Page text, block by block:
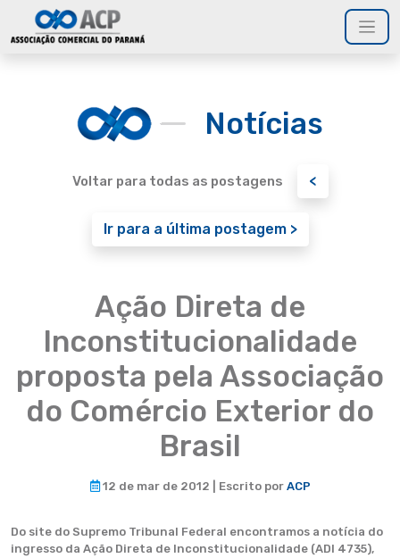
Notícias
Voltar para todas as postagens <
Ir para a última postagem >
Ação Direta de
Inconstitucionalidade
proposta pela Associação
do Comércio Exterior do
Brasil
12 de mar de 2012 | Escrito por ACP
Do site do Supremo Tribunal Federal encontramos a notícia do
ingresso da Ação Direta de Inconstitucionalidade (ADI 4735),